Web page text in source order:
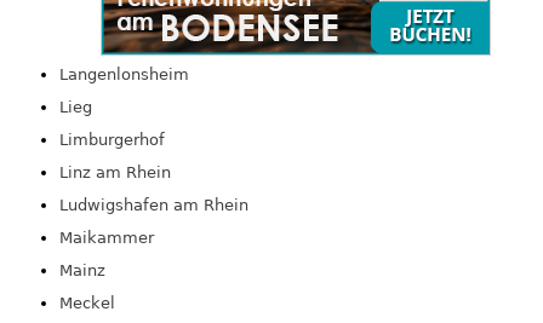
Langenlonsheim
Lieg
Limburgerhof
Linz am Rhein
Ludwigshafen am Rhein
Maikammer
Mainz
Meckel